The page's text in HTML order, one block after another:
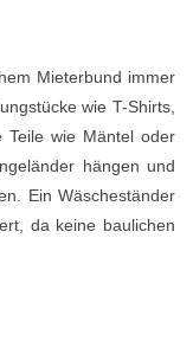
Mieterbund immer
wie T-Shirts,
Teile wie Mäntel oder
hängen und
Ein Wäscheständer
da keine baulichen